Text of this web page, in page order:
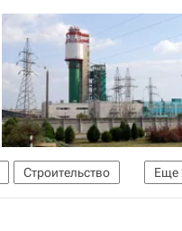
Еще
Строительство